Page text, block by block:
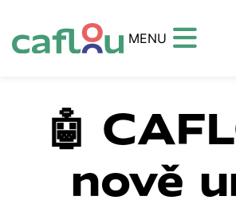
MENU
🤖
nově